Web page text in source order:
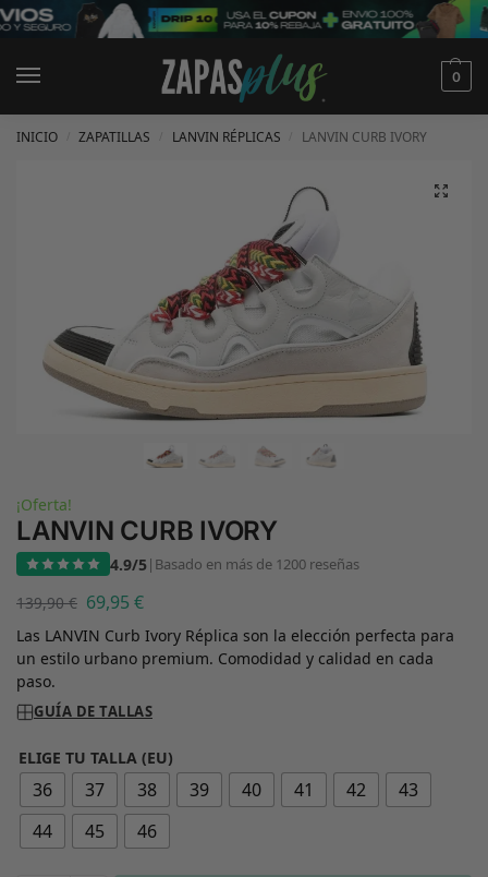
0
INICIO ZAPATILLAS LANVIN RÉPLICAS LANVIN CURB IVORY
¡Oferta!
LANVIN CURB IVORY
4.9/5| Basado en más de 1200 reseñas
139,90€ 69,95 €
Las LANVIN Curb Ivory Réplica son la elección perfecta para
un estilo urbano premium. Comodidad y calidad en cada
paso.
GUÍA DE TALLAS
ELIGE TU TALLA (EU)
36 37 38 39 40 41 42
43
44
45 46